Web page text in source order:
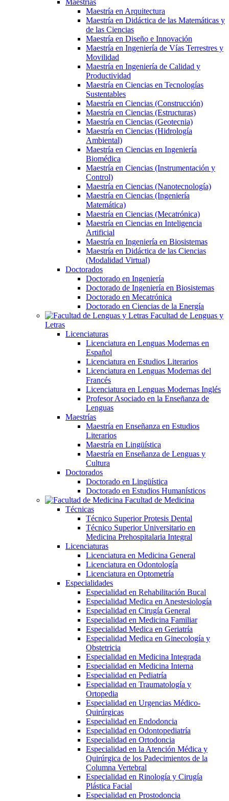
Maestrías
Maestría en Arquitectura
Maestría en Didáctica de las Matemáticas y
de las Ciencias
Maestría en Diseño e Innovación
Maestría en Ingeniería de Vías Terrestres y
Movilidad
Maestría en Ingeniería de Calidad y
Productividad
Maestría en Ciencias en Tecnologías
Sustentables
Maestría en Ciencias (Construcción)
Maestría en Ciencias (Estructuras)
Maestría en Ciencias (Geotecnia)
Maestría en Ciencias (Hidrología
Ambiental)
Maestría en Ciencias en Ingeniería
Biomédica
Maestría en Ciencias (Instrumentación y
Control)
Maestría en Ciencias (Nanotecnología)
Maestría en Ciencias (Ingeniería
Matemática)
Maestría en Ciencias (Mecatrónica)
Maestría en Ciencias en Inteligencia
Artificial
Maestría en Ingeniería en Biosistemas
Maestría en Didáctica de las Ciencias
(Modalidad Virtual)
Doctorados
Doctorado en Ingeniería
Doctorado de Ingeniería en Biosistemas
Doctorado en Mecatrónica
Doctorado en Ciencias de la Energía
Facultad de Lenguas y
Letras
Licenciaturas
Licenciatura en Lenguas Modernas en
Español
Licenciatura en Estudios Literarios
Licenciatura en Lenguas Modernas del
Francés
Licenciatura en Lenguas Modernas Inglés
Profesor Asociado en la Enseñanza de
Lenguas
Maestrías
Maestría en Enseñanza en Estudios
Literarios
Maestría en Lingüística
Maestría en Enseñanza de Lenguas y
Cultura
Doctorados
Doctorado en Lingüística
Doctorado en Estudios Humanísticos
Facultad de Medicina
Técnicas
Técnico Superior Protesis Dental
Técnico Superior Universitario en
Medicina Prehospitalaria Integral
Licenciaturas
Licenciatura en Medicina General
Licenciatura en Odontología
Licenciatura en Optometría
Especialidades
Especialidad en Rehabilitación Bucal
Especialidad Medica en Anestesiología
Especialidad en Cirugía General
Especialidad en Medicina Familiar
Especialidad Medica en Geriatría
Especialidad Medica en Ginecología y
Obstetricia
Especialidad en Medicina Integrada
Especialidad en Medicina Interna
Especialidad en Pediatría
Especialidad en Traumatología y
Ortopedia
Especialidad en Urgencias Médico-
Quirúrgicas
Especialidad en Endodoncia
Especialidad en Odontopediatría
Especialidad en Ortodoncia
Especialidad en la Atención Médica y
Quirúrgica de los Padecimientos de la
Columna Vertebral
Especialidad en Rinología y Cirugía
Plástica Facial
Especialidad en Prostodoncia